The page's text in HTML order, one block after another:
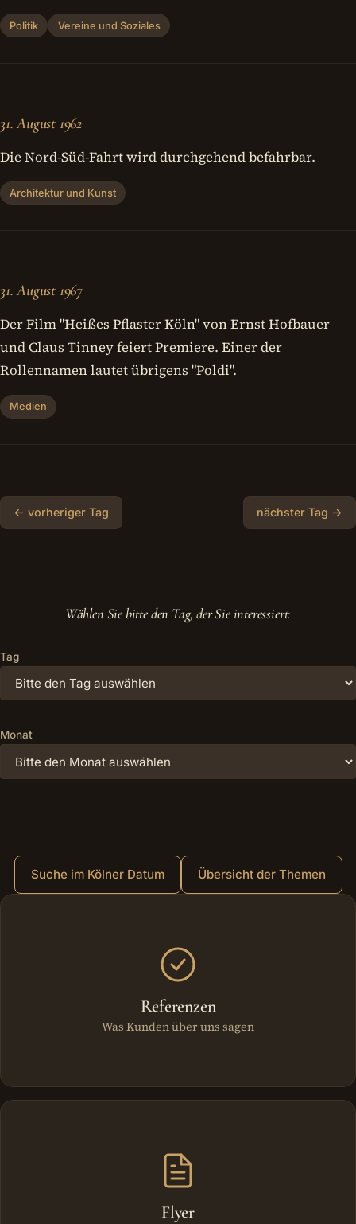
Politik Vereine und Soziales
31. August 1962
Die Nord-Süd-Fahrt wird durchgehend befahrbar.
Architektur und Kunst
31. August 1967
Der Film "Heißes Pflaster Köln" von Ernst Hofbauer
und Claus Tinney feiert Premiere. Einer der
Rollennamen lautet übrigens "Poldi".
Medien
← vorheriger Tag nächster Tag →
Wählen Sie bitte den Tag, der Sie interessiert:
Tag
Monat
Suche im Kölner Datum Übersicht der Themen
Weitere Bereiche
Referenzen
Was Kunden über uns sagen
Flyer